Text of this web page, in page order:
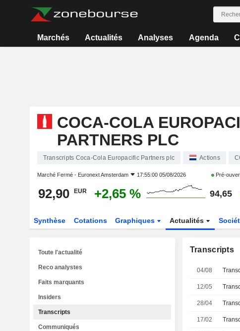
Marchés Actualités Analyses Agenda
COCA-COLA
PARTNERS PLC
Transcripts Coca-Cola Europacific Partners plc Actions
Marché Fermé - Euronext Amsterdam 17:55:00 05/08/2026 Pré-
92,90 EUR +2,65 % 94,65
Synthèse Cotations Graphiques Actualités
Transcripts
04/08
12/05
28/04
17/02
Toute l'actualité
Reco analystes
Faits marquants
Insiders
Transcripts
Communiqués